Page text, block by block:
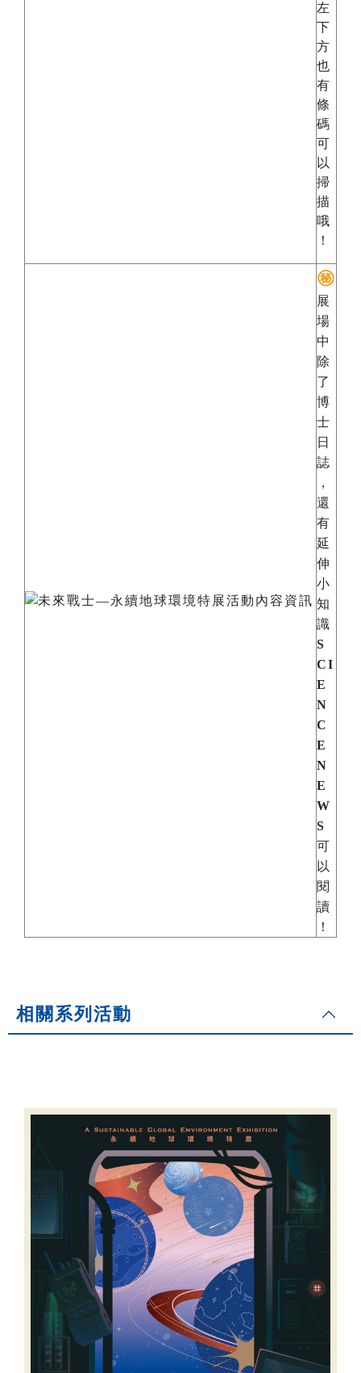
左
下
方
也
有
條
碼
可
以
掃
描
哦
！
㊙️
展
場
中
除
了
博
士
日
誌
，
還
有
延
伸
小
知
識
S
CI
E
N
C
E
N
E
W
S
可
以
閱
讀
！
相關系列活動